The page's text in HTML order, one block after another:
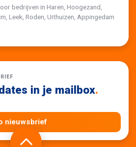
bedrijven in Haren, Hoogezand,
Leek, Roden, Uithuizen, Appingedam
in je mailbox.
nieuwsbrief